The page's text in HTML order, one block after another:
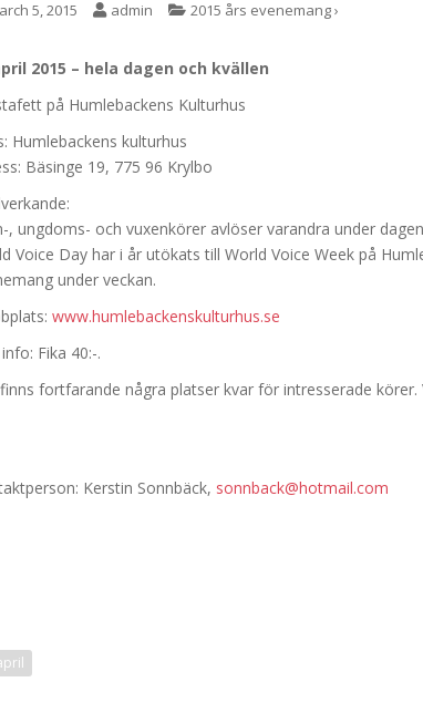
5, 2015 admin 2015 års evenemang ›
2015 – hela dagen och kvällen
på Humlebackens Kulturhus
Humlebackens kulturhus
Bäsinge 19, 775 96 Krylbo
, ungdoms- och vuxenkörer avlöser varandra under
Voice Day har i år utökats till World Voice Week på
under veckan.
www.humlebackenskulturhus.se
Fika 40:-.
fortfarande några platser kvar för intresserade
Kerstin Sonnbäck, sonnback@hotmail.com